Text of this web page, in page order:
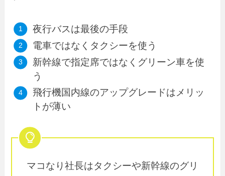
夜行バスは最後の手段
電車ではなくタクシーを使う
新幹線で指定席ではなくグリーン車を使
う
飛行機国内線のアップグレードはメリッ
トが薄い
マコなり社長はタクシーや新幹線のグリ